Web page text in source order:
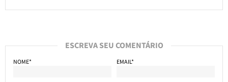
ESCREVA SEU COMENTÁRIO
NOME* EMAIL*